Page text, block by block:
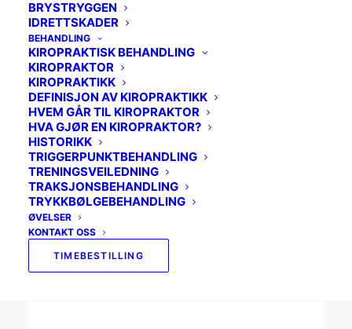
BRYSTRYGGEN
IDRETTSKADER
BEHANDLING
KIROPRAKTISK BEHANDLING
KIROPRAKTOR
KIROPRAKTIKK
DEFINISJON AV KIROPRAKTIKK
HVEM GÅR TIL KIROPRAKTOR
HVA GJØR EN KIROPRAKTOR?
HISTORIKK
TRIGGERPUNKTBEHANDLING
TRENINGSVEILEDNING
TRAKSJONSBEHANDLING
TRYKKBØLGEBEHANDLING
ØVELSER
KONTAKT OSS
TIMEBESTILLING
HODEPINE
PROLAPS
SVIMMELHET
SKULDER
BEKKENET
MOR OG BARN
BRYSTRYGGEN
IDRETTSKADER